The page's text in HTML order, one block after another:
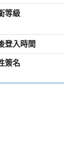
等級
登入時間
簽名